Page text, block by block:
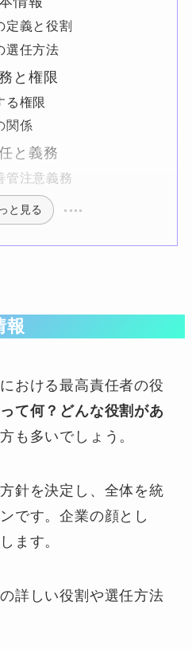
定義と役割
選任方法
と権限
る権限
関係
と義務
管注意義務
と見る
報
おける最高責任者の役
て何？どんな役割があ
も多いでしょう。
針を決定し、全体を統
です。企業の顔とし
ます。
詳しい役割や選任方法